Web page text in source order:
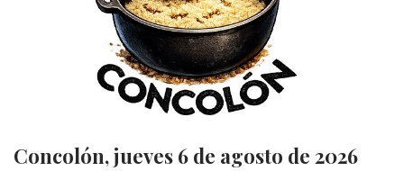
Concolón, jueves 6 de agosto de 2026